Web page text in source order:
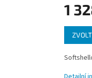
1
Měrná
cena: